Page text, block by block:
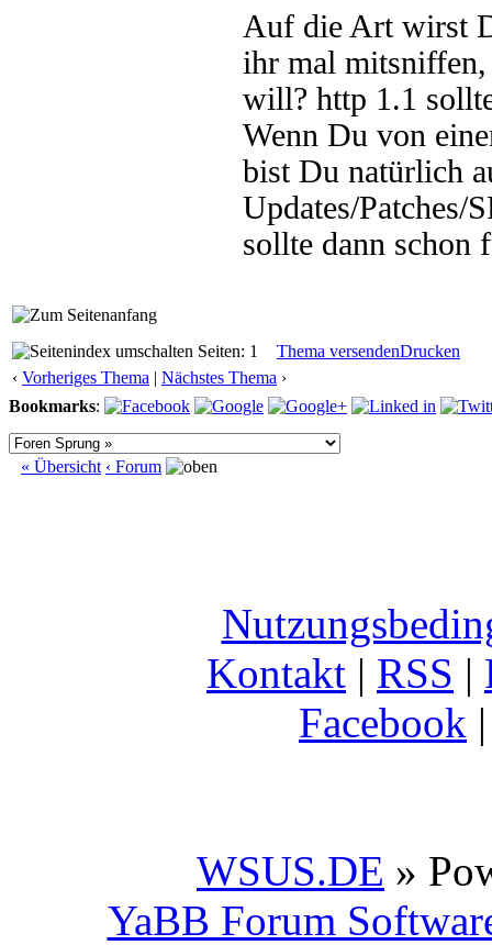
Auf die Art wirst
ihr mal
will? http 1.1
Wenn Du von
bist Du natürlich
Updates/Patches/
sollte dann schon
Seiten: 1 Thema versendenDrucken
‹ Vorheriges Thema | Nächstes Thema ›
Bookmarks:
« Übersicht ‹ Forum
Kontakt | RSS |
Facebook
WSUS.DE »
YaBB Forum